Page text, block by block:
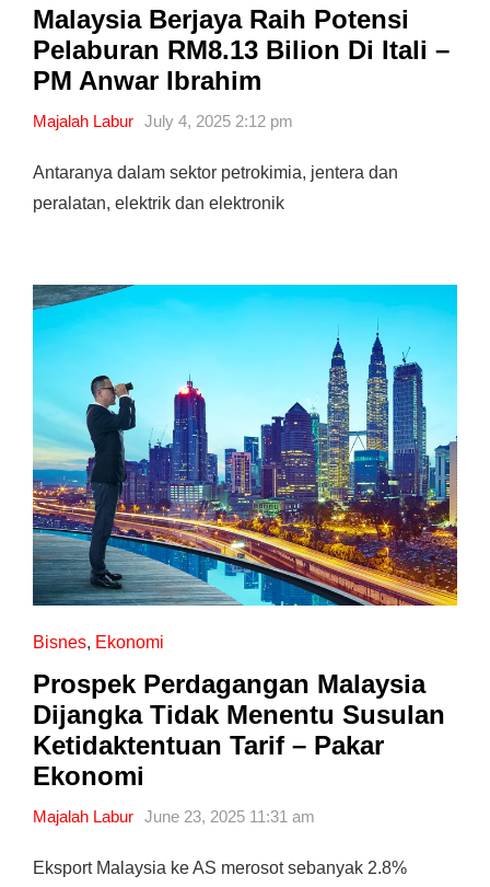
Malaysia Berjaya Raih Potensi
Pelaburan RM8.13 Bilion Di Itali –
PM Anwar Ibrahim
Majalah Labur July 4, 2025 2:12 pm
Antaranya dalam sektor petrokimia, jentera dan
peralatan, elektrik dan elektronik
Bisnes, Ekonomi
Prospek Perdagangan Malaysia
Dijangka Tidak Menentu Susulan
Ketidaktentuan Tarif – Pakar
Ekonomi
Majalah Labur June 23, 2025 11:31 am
Eksport Malaysia ke AS merosot sebanyak 2.8%